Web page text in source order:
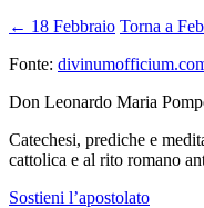
← 18 Febbraio Torna a
Fonte:
Don Leonardo Maria
Catechesi, prediche e
cattolica e al rito romano
Sostieni l’apostolato